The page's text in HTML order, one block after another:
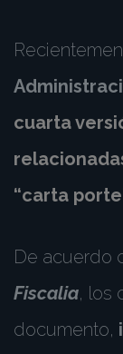
cuarta
“carta
De acuerdo
Fiscalia, los
documento,